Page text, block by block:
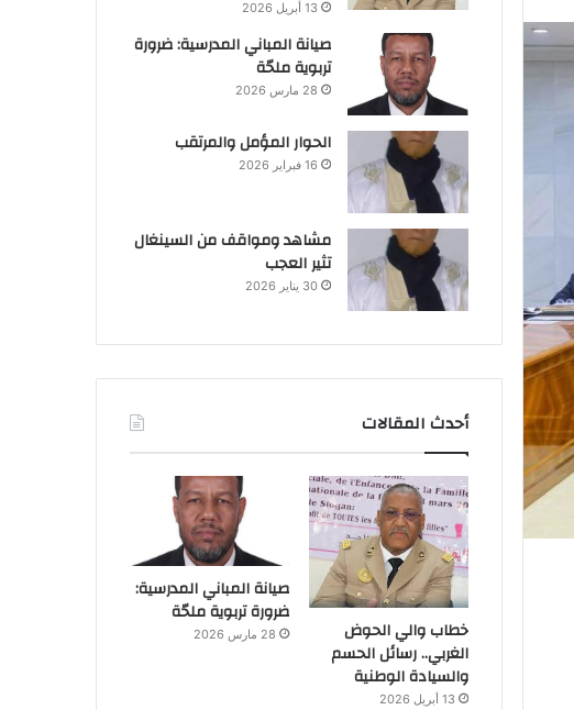
13 أبريل 2026
صيانة المباني المدرسية: ضرورة
تربوية ملحّة
28 مارس 2026
الحوار المؤمل والمرتقب
16 فبراير 2026
مشاهد ومواقف من السينغال
تثير العجب
30 يناير 2026
أحدث المقالات
خطاب والي الحوض
الغربي.. رسائل الحسم
والسيادة الوطنية
13 أبريل 2026
صيانة المباني المدرسية:
ضرورة تربوية ملحّة
28 مارس 2026